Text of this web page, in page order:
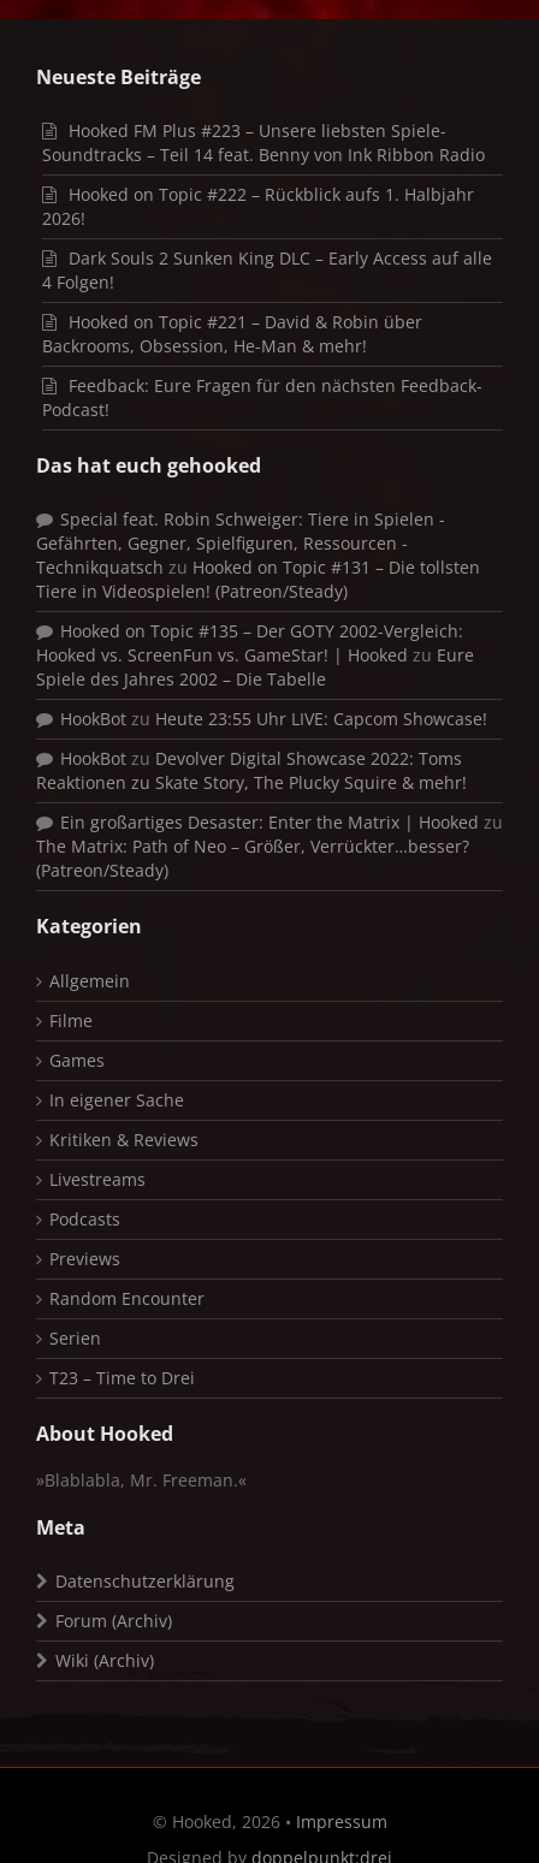
Neueste Beiträge
Hooked FM Plus #223 – Unsere liebsten Spiele-
Soundtracks – Teil 14 feat. Benny von Ink Ribbon Radio
Hooked on Topic #222 – Rückblick aufs 1. Halbjahr
2026!
Dark Souls 2 Sunken King DLC – Early Access auf alle
4 Folgen!
Hooked on Topic #221 – David & Robin über
Backrooms, Obsession, He-Man & mehr!
Feedback: Eure Fragen für den nächsten Feedback-
Podcast!
Das hat euch gehooked
Special feat. Robin Schweiger: Tiere in Spielen -
Gefährten, Gegner, Spielfiguren, Ressourcen -
Technikquatsch zu Hooked on Topic #131 – Die tollsten
Tiere in Videospielen! (Patreon/Steady)
Hooked on Topic #135 – Der GOTY 2002-Vergleich:
Hooked vs. ScreenFun vs. GameStar! | Hooked zu Eure
Spiele des Jahres 2002 – Die Tabelle
HookBot zu Heute 23:55 Uhr LIVE: Capcom Showcase!
HookBot zu Devolver Digital Showcase 2022: Toms
Reaktionen zu Skate Story, The Plucky Squire & mehr!
Ein großartiges Desaster: Enter the Matrix | Hooked zu
The Matrix: Path of Neo – Größer, Verrückter…besser?
(Patreon/Steady)
Kategorien
Allgemein
Filme
Games
In eigener Sache
Kritiken & Reviews
Livestreams
Podcasts
Previews
Random Encounter
Serien
T23 – Time to Drei
About Hooked
»Blablabla, Mr. Freeman.«
Meta
Datenschutzerklärung
Forum (Archiv)
Wiki (Archiv)
© Hooked, 2026 • Impressum
Designed by doppelpunkt:drei